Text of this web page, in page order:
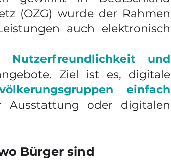
(OZG) wurde der Rahmen
auch elektronisch
Nutzerfreundlichkeit und
Ziel ist es, digitale
einfach
oder digitalen
Bürger sind